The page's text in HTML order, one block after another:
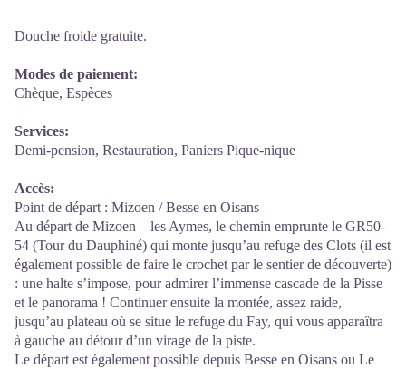
Douche froide gratuite.
Modes de paiement:
Chèque, Espèces
Services:
Demi-pension, Restauration, Paniers Pique-nique
Accès:
Point de départ : Mizoen / Besse en Oisans
Au départ de Mizoen – les Aymes, le chemin emprunte le GR50-
54 (Tour du Dauphiné) qui monte jusqu’au refuge des Clots (il est
également possible de faire le crochet par le sentier de découverte)
: une halte s’impose, pour admirer l’immense cascade de la Pisse
et le panorama ! Continuer ensuite la montée, assez raide,
jusqu’au plateau où se situe le refuge du Fay, qui vous apparaîtra
à gauche au détour d’un virage de la piste.
Le départ est également possible depuis Besse en Oisans ou Le